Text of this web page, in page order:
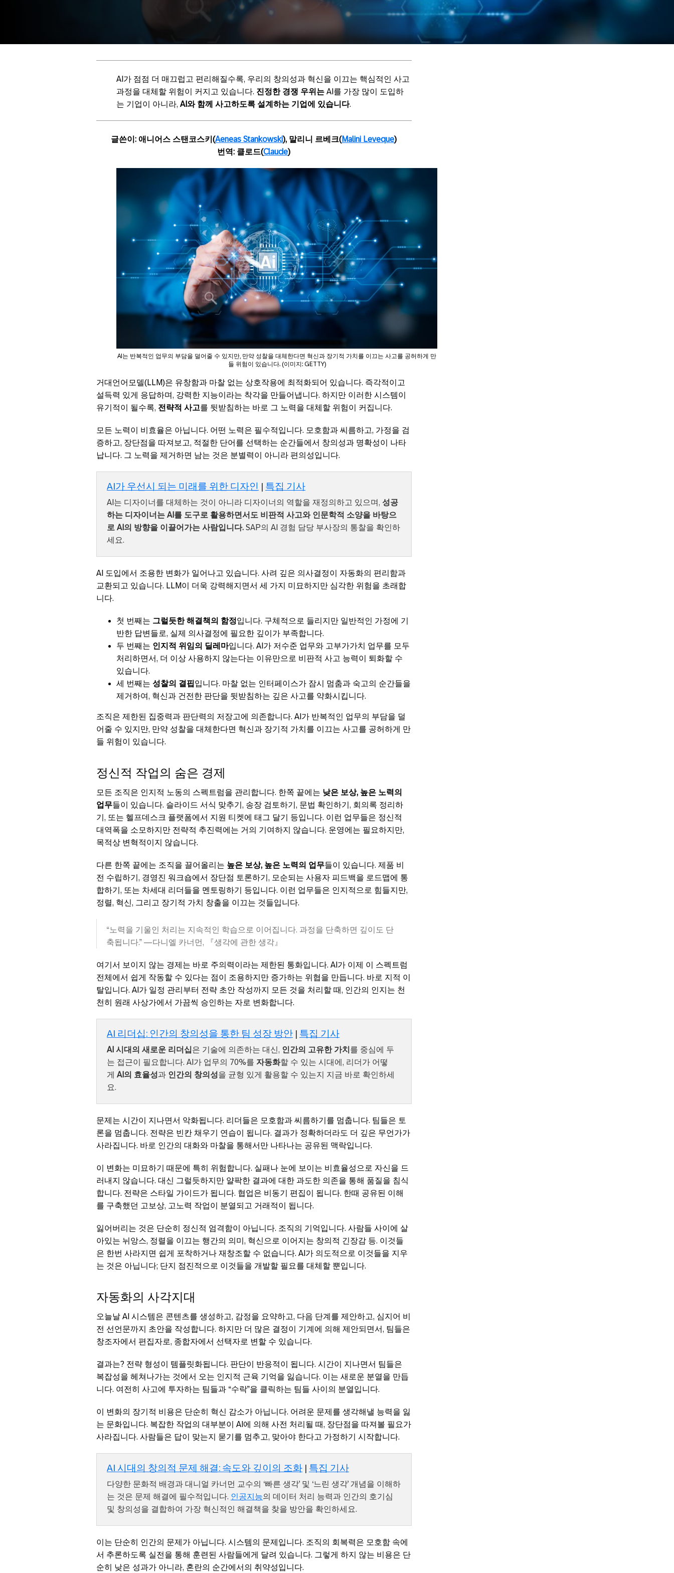
AI가 점점 더 매끄럽고 편리해질수록, 우리의 창의성과 혁신을 이끄는 핵심적인 사고
과정을 대체할 위험이 커지고 있습니다. 진정한 경쟁 우위는 AI를 가장 많이 도입하
는 기업이 아니라, AI와 함께 사고하도록 설계하는 기업에 있습니다.
글쓴이: 애니어스 스탠코스키(Aeneas Stankowski), 말리니 르베크(Malini Leveque)
번역: 클로드(Claude)
AI는 반복적인 업무의 부담을 덜어줄 수 있지만, 만약 성찰을 대체한다면 혁신과 장기적 가치를 이끄는 사고를 공허하게 만
들 위험이 있습니다. (이미지: GETTY)
거대언어모델(LLM)은 유창함과 마찰 없는 상호작용에 최적화되어 있습니다. 즉각적이고
설득력 있게 응답하며, 강력한 지능이라는 착각을 만들어냅니다. 하지만 이러한 시스템이
유기적이 될수록, 전략적 사고를 뒷받침하는 바로 그 노력을 대체할 위험이 커집니다.
모든 노력이 비효율은 아닙니다. 어떤 노력은 필수적입니다. 모호함과 씨름하고, 가정을 검
증하고, 장단점을 따져보고, 적절한 단어를 선택하는 순간들에서 창의성과 명확성이 나타
납니다. 그 노력을 제거하면 남는 것은 분별력이 아니라 편의성입니다.
AI가 우선시 되는 미래를 위한 디자인 | 특집 기사
AI는 디자이너를 대체하는 것이 아니라 디자이너의 역할을 재정의하고 있으며, 성공
하는 디자이너는 AI를 도구로 활용하면서도 비판적 사고와 인문학적 소양을 바탕으
로 AI의 방향을 이끌어가는 사람입니다. SAP의 AI 경험 담당 부사장의 통찰을 확인하
세요.
AI 도입에서 조용한 변화가 일어나고 있습니다. 사려 깊은 의사결정이 자동화의 편리함과
교환되고 있습니다. LLM이 더욱 강력해지면서 세 가지 미묘하지만 심각한 위험을 초래합
니다.
첫 번째는 그럴듯한 해결책의 함정입니다. 구체적으로 들리지만 일반적인 가정에 기
반한 답변들로, 실제 의사결정에 필요한 깊이가 부족합니다.
두 번째는 인지적 위임의 딜레마입니다. AI가 저수준 업무와 고부가가치 업무를 모두
처리하면서, 더 이상 사용하지 않는다는 이유만으로 비판적 사고 능력이 퇴화할 수
있습니다.
세 번째는 성찰의 결핍입니다. 마찰 없는 인터페이스가 잠시 멈춤과 숙고의 순간들을
제거하여, 혁신과 건전한 판단을 뒷받침하는 깊은 사고를 약화시킵니다.
조직은 제한된 집중력과 판단력의 저장고에 의존합니다. AI가 반복적인 업무의 부담을 덜
어줄 수 있지만, 만약 성찰을 대체한다면 혁신과 장기적 가치를 이끄는 사고를 공허하게 만
들 위험이 있습니다.
정신적 작업의 숨은 경제
모든 조직은 인지적 노동의 스펙트럼을 관리합니다. 한쪽 끝에는 낮은 보상, 높은 노력의
업무들이 있습니다. 슬라이드 서식 맞추기, 송장 검토하기, 문법 확인하기, 회의록 정리하
기, 또는 헬프데스크 플랫폼에서 지원 티켓에 태그 달기 등입니다. 이런 업무들은 정신적
대역폭을 소모하지만 전략적 추진력에는 거의 기여하지 않습니다. 운영에는 필요하지만,
목적상 변혁적이지 않습니다.
다른 한쪽 끝에는 조직을 끌어올리는 높은 보상, 높은 노력의 업무들이 있습니다. 제품 비
전 수립하기, 경영진 워크숍에서 장단점 토론하기, 모순되는 사용자 피드백을 로드맵에 통
합하기, 또는 차세대 리더들을 멘토링하기 등입니다. 이런 업무들은 인지적으로 힘들지만,
정렬, 혁신, 그리고 장기적 가치 창출을 이끄는 것들입니다.
“노력을 기울인 처리는 지속적인 학습으로 이어집니다. 과정을 단축하면 깊이도 단
축됩니다.” —다니엘 카너먼, 『생각에 관한 생각』
여기서 보이지 않는 경제는 바로 주의력이라는 제한된 통화입니다. AI가 이제 이 스펙트럼
전체에서 쉽게 작동할 수 있다는 점이 조용하지만 증가하는 위협을 만듭니다. 바로 지적 이
탈입니다. AI가 일정 관리부터 전략 초안 작성까지 모든 것을 처리할 때, 인간의 인지는 천
천히 원래 사상가에서 가끔씩 승인하는 자로 변화합니다.
AI 리더십: 인간의 창의성을 통한 팀 성장 방안 | 특집 기사
AI 시대의 새로운 리더십 은 기술에 의존하는 대신, 인간의 고유한 가치 를 중심에 두
는 접근이 필요합니다. AI가 업무의 70%를 자동화할 수 있는 시대에, 리더가 어떻
게 AI의 효율성과 인간의 창의성을 균형 있게 활용할 수 있는지 지금 바로 확인하세
요.
문제는 시간이 지나면서 악화됩니다. 리더들은 모호함과 씨름하기를 멈춥니다. 팀들은 토
론을 멈춥니다. 전략은 빈칸 채우기 연습이 됩니다. 결과가 정확하더라도 더 깊은 무언가가
사라집니다. 바로 인간의 대화와 마찰을 통해서만 나타나는 공유된 맥락입니다.
이 변화는 미묘하기 때문에 특히 위험합니다. 실패나 눈에 보이는 비효율성으로 자신을 드
러내지 않습니다. 대신 그럴듯하지만 얄팍한 결과에 대한 과도한 의존을 통해 품질을 침식
합니다. 전략은 스타일 가이드가 됩니다. 협업은 비동기 편집이 됩니다. 한때 공유된 이해
를 구축했던 고보상, 고노력 작업이 분열되고 거래적이 됩니다.
잃어버리는 것은 단순히 정신적 엄격함이 아닙니다. 조직의 기억입니다. 사람들 사이에 살
아있는 뉘앙스, 정렬을 이끄는 행간의 의미, 혁신으로 이어지는 창의적 긴장감 등. 이것들
은 한번 사라지면 쉽게 포착하거나 재창조할 수 없습니다. AI가 의도적으로 이것들을 지우
는 것은 아닙니다; 단지 점진적으로 이것들을 개발할 필요를 대체할 뿐입니다.
자동화의 사각지대
오늘날 AI 시스템은 콘텐츠를 생성하고, 감정을 요약하고, 다음 단계를 제안하고, 심지어 비
전 선언문까지 초안을 작성합니다. 하지만 더 많은 결정이 기계에 의해 제안되면서, 팀들은
창조자에서 편집자로, 종합자에서 선택자로 변할 수 있습니다.
결과는? 전략 형성이 템플릿화됩니다. 판단이 반응적이 됩니다. 시간이 지나면서 팀들은
복잡성을 헤쳐나가는 것에서 오는 인지적 근육 기억을 잃습니다. 이는 새로운 분열을 만듭
니다. 여전히 사고에 투자하는 팀들과 “수락”을 클릭하는 팀들 사이의 분열입니다.
이 변화의 장기적 비용은 단순히 혁신 감소가 아닙니다. 어려운 문제를 생각해낼 능력을 잃
는 문화입니다. 복잡한 작업의 대부분이 AI에 의해 사전 처리될 때, 장단점을 따져볼 필요가
사라집니다. 사람들은 답이 맞는지 묻기를 멈추고, 맞아야 한다고 가정하기 시작합니다.
AI 시대의 창의적 문제 해결: 속도와 깊이의 조화 | 특집 기사
다양한 문화적 배경과 대니얼 카너먼 교수의 ‘빠른 생각’ 및 ‘느린 생각’ 개념을 이해하
는 것은 문제 해결에 필수적입니다. 인공지능의 데이터 처리 능력과 인간의 호기심
및 창의성을 결합하여 가장 혁신적인 해결책을 찾을 방안을 확인하세요.
이는 단순히 인간의 문제가 아닙니다. 시스템의 문제입니다. 조직의 회복력은 모호함 속에
서 추론하도록 실전을 통해 훈련된 사람들에게 달려 있습니다. 그렇게 하지 않는 비용은 단
순히 낮은 성과가 아니라, 혼란의 순간에서의 취약성입니다.